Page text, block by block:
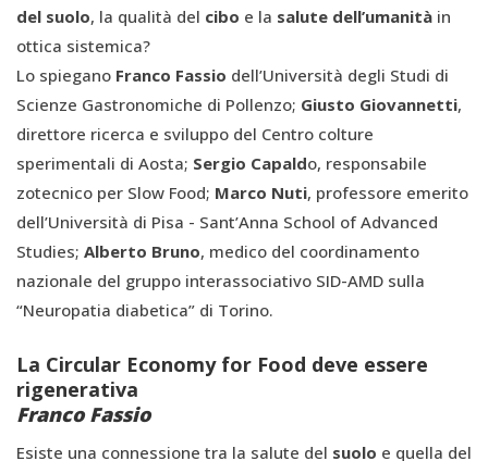
del suolo, la qualità del cibo e la salute dell’umanità in
ottica sistemica?
Lo spiegano Franco Fassio dell’Università degli Studi di
Scienze Gastronomiche di Pollenzo; Giusto Giovannetti,
direttore ricerca e sviluppo del Centro colture
sperimentali di Aosta; Sergio Capaldo, responsabile
zotecnico per Slow Food; Marco Nuti, professore emerito
dell’Università di Pisa - Sant’Anna School of Advanced
Studies; Alberto Bruno, medico del coordinamento
nazionale del gruppo interassociativo SID-AMD sulla
“Neuropatia diabetica” di Torino.
La Circular Economy for Food deve essere
rigenerativa
Franco Fassio
Esiste una connessione tra la salute del suolo e quella del